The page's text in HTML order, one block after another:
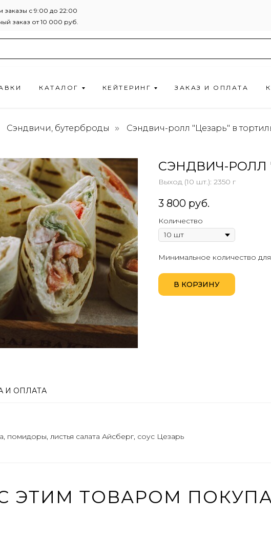
заказы с 9:00 до 22:00
заказ от 10 000 руб.
КАТАЛОГ КЕЙТЕРИНГ ЗАКАЗ И ОПЛАТА
Сэндвичи, бутерброды » Сэндвич-ролл "Цезарь" в
СЭНДВИЧ-РОЛЛ
Выход (10 шт.): 2350 г
3 800 руб.
Количество
Минимальное количество
В КОРЗИНУ
И ОПЛАТА
помидоры, листья салата Айсберг, соус Цезарь
ЭТИМ ТОВАРОМ